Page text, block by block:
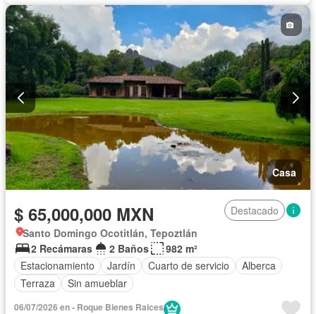
Casa
$ 65,000,000 MXN
Destacado
Santo Domingo Ocotitlán, Tepoztlán
2 Recámaras
2 Baños
982 m²
Estacionamiento
Jardín Cuarto de servicio
Alberca
Terraza
Sin amueblar
06/07/2026 en - Roque Bienes Raices